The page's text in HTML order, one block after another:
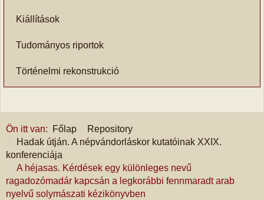
Kiállítások
Tudományos riportok
Történelmi rekonstrukció
Ön itt van: Főlap
Repository
Hadak útján. A népvándorláskor kutatóinak XXIX.
konferenciája
A héjasas. Kérdések egy különleges nevű
ragadozómadár kapcsán a legkorábbi fennmaradt arab
nyelvű solymászati kézikönyvben